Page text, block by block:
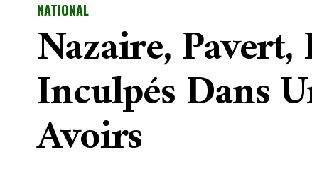
NATIONAL
Nazaire,
Inculpés Dans
Avoirs